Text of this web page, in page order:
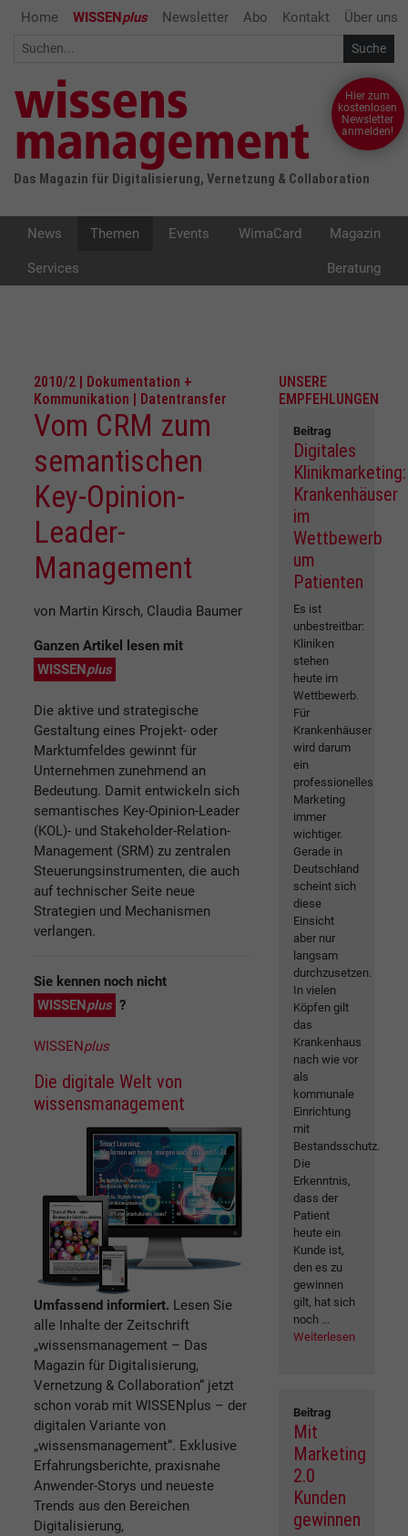
Home WISSENplus Newsletter Abo Kontakt Über uns
Das Magazin für Digitalisierung, Vernetzung & Collaboration
Hier zum
kostenlosen
Newsletter
anmelden!
News Themen Events WimaCard Magazin
Services Beratung
2010/2 | Dokumentation +
Kommunikation | Datentransfer
Vom CRM zum
semantischen
Key-Opinion-
Leader-
Management
von Martin Kirsch, Claudia Baumer
Ganzen Artikel lesen mit
WISSENplus
Die aktive und strategische
Gestaltung eines Projekt- oder
Marktumfeldes gewinnt für
Unternehmen zunehmend an
Bedeutung. Damit entwickeln sich
semantisches Key-Opinion-Leader
(KOL)- und Stakeholder-Relation-
Management (SRM) zu zentralen
Steuerungsinstrumenten, die auch
auf technischer Seite neue
Strategien und Mechanismen
verlangen.
Sie kennen noch nicht
WISSENplus ?
WISSENplus
Die digitale Welt von
wissensmanagement
Umfassend informiert. Lesen Sie
alle Inhalte der Zeitschrift
„wissensmanagement – Das
Magazin für Digitalisierung,
Vernetzung & Collaboration“ jetzt
schon vorab mit WISSENplus – der
digitalen Variante von
„wissensmanagement“. Exklusive
Erfahrungsberichte, praxisnahe
Anwender-Storys und neueste
Trends aus den Bereichen
Digitalisierung,
UNSERE
EMPFEHLUNGEN
Beitrag
Digitales
Klinikmarketing:
Krankenhäuser
im
Wettbewerb
um
Patienten
Es ist
unbestreitbar:
Kliniken
stehen
heute im
Wettbewerb.
Für
Krankenhäuser
wird darum
ein
professionelles
Marketing
immer
wichtiger.
Gerade in
Deutschland
scheint sich
diese
Einsicht
aber nur
langsam
durchzusetzen.
In vielen
Köpfen gilt
das
Krankenhaus
nach wie vor
als
kommunale
Einrichtung
mit
Bestandsschutz.
Die
Erkenntnis,
dass der
Patient
heute ein
Kunde ist,
den es zu
gewinnen
gilt, hat sich
noch ...
Weiterlesen
Beitrag
Mit
Marketing
2.0
Kunden
gewinnen